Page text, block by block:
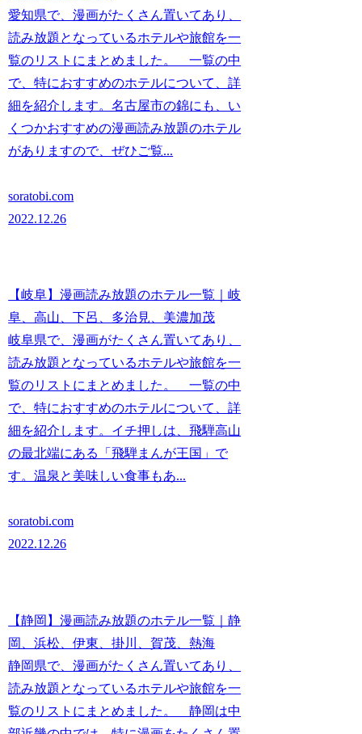
愛知県で、漫画がたくさん置いてあり、
読み放題となっているホテルや旅館を一
覧のリストにまとめました。 一覧の中
で、特におすすめのホテルについて、詳
細を紹介します。名古屋市の錦にも、い
くつかおすすめの漫画読み放題のホテル
がありますので、ぜひご覧...
soratobi.com
2022.12.26
【岐阜】漫画読み放題のホテル一覧｜岐
阜、高山、下呂、多治見、美濃加茂
岐阜県で、漫画がたくさん置いてあり、
読み放題となっているホテルや旅館を一
覧のリストにまとめました。 一覧の中
で、特におすすめのホテルについて、詳
細を紹介します。イチ押しは、飛騨高山
の最北端にある「飛騨まんが王国」で
す。温泉と美味しい食事もあ...
soratobi.com
2022.12.26
【静岡】漫画読み放題のホテル一覧｜静
岡、浜松、伊東、掛川、賀茂、熱海
静岡県で、漫画がたくさん置いてあり、
読み放題となっているホテルや旅館を一
覧のリストにまとめました。 静岡は中